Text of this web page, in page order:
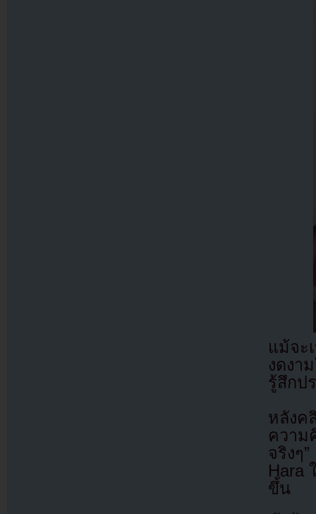
แม้จะ
งดงา
รู้สึกป
หลังค
ความ
จริงๆ
Hara
ขึ้น